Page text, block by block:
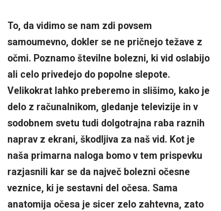
To, da vidimo se nam zdi povsem
samoumevno, dokler se ne pričnejo težave z
očmi. Poznamo številne bolezni, ki vid oslabijo
ali celo privedejo do popolne slepote.
Velikokrat lahko preberemo in slišimo, kako je
delo z računalnikom, gledanje televizije in v
sodobnem svetu tudi dolgotrajna raba raznih
naprav z ekrani, škodljiva za naš vid. Kot je
naša primarna naloga bomo v tem prispevku
razjasnili kar se da največ bolezni očesne
veznice, ki je sestavni del očesa. Sama
anatomija očesa je sicer zelo zahtevna, zato